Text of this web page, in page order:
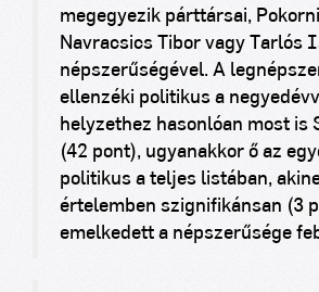
megegyezik párttársai,
Navracsics Tibor vagy Tarlós
népszerűségével. A
ellenzéki politikus a
helyzethez hasonlóan most is
(42 pont), ugyanakkor ő az
politikus a teljes listában,
értelemben szignifikánsan (3
emelkedett a népszerűsége